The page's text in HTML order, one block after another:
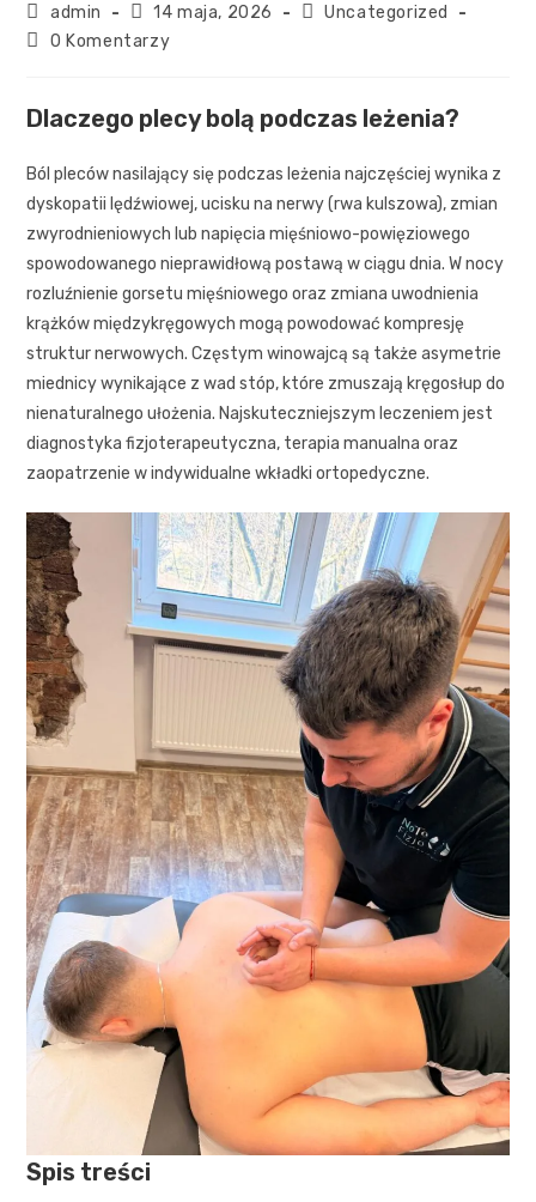
admin 14 maja, 2026
Uncategorized
0 Komentarzy
Dlaczego plecy bolą podczas leżenia?
Ból pleców nasilający się podczas leżenia najczęściej wynika z
dyskopatii lędźwiowej, ucisku na nerwy (rwa kulszowa), zmian
zwyrodnieniowych lub napięcia mięśniowo-powięziowego
spowodowanego nieprawidłową postawą w ciągu dnia. W nocy
rozluźnienie gorsetu mięśniowego oraz zmiana uwodnienia
krążków międzykręgowych mogą powodować kompresję
struktur nerwowych. Częstym winowajcą są także asymetrie
miednicy wynikające z wad stóp, które zmuszają kręgosłup do
nienaturalnego ułożenia. Najskuteczniejszym leczeniem jest
diagnostyka fizjoterapeutyczna, terapia manualna oraz
zaopatrzenie w indywidualne wkładki ortopedyczne.
Spis treści